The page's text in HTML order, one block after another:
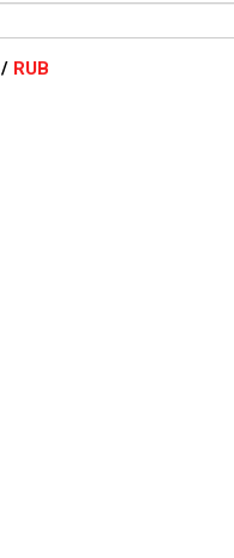
/ RUB